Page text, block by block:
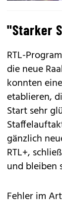
"Starker
RTL-
die neue
konnten
etablieren,
Start sehr
gänzlich
RTL+,
und bleiben
Fehler im